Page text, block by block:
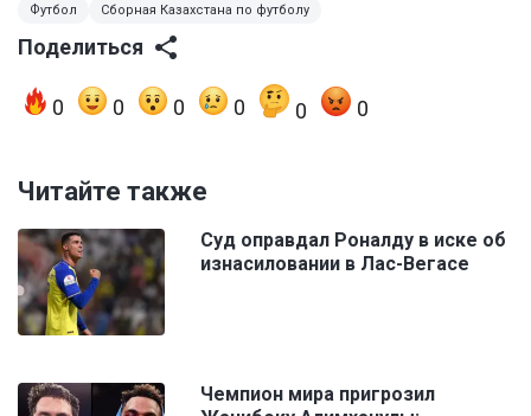
Футбол Сборная Казахстана по футболу
Поделиться
0 0 0 0 0 0
Читайте также
Суд оправдал Роналду в иске об
изнасиловании в Лас-Вегасе
Чемпион мира пригрозил